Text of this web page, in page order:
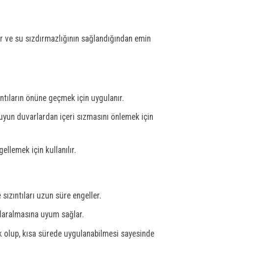
su sızdırmazlığının sağlandığından emin
önüne geçmek için uygulanır.
duvarlardan içeri sızmasını önlemek için
için kullanılır.
uzun süre engeller.
uyum sağlar.
kısa sürede uygulanabilmesi sayesinde